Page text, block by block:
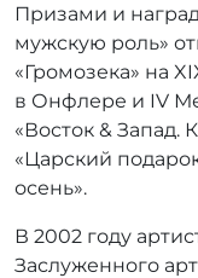
Призами и
мужскую роль»
«Громозека» на
в Онфлере и IV
«Восток & Запад.
«Царский
осень».
В 2002 году
Заслуженного